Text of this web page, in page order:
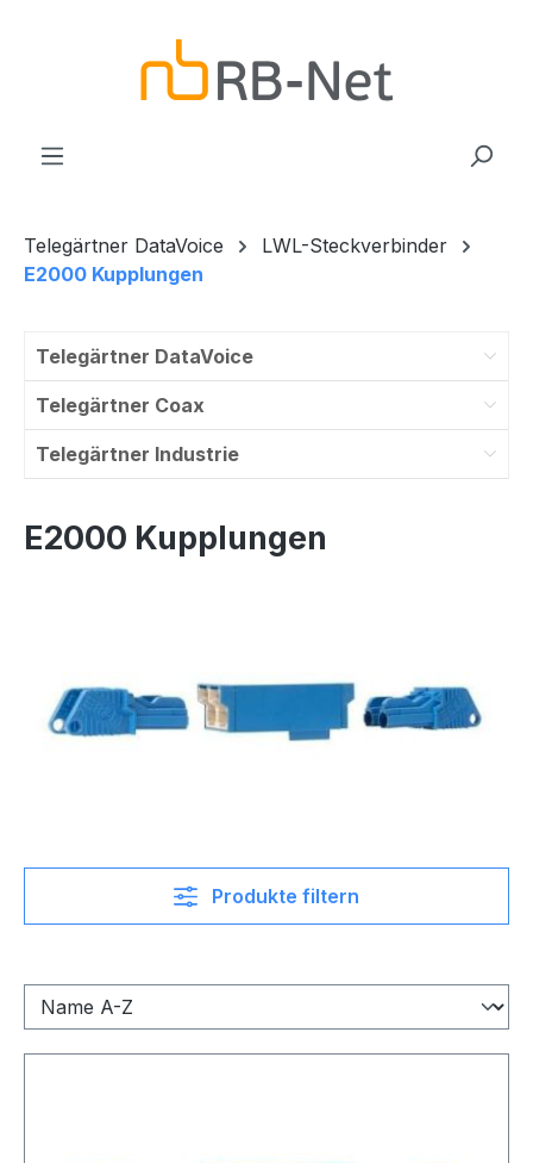
Telegärtner DataVoice
LWL-Steckverbinder
E2000 Kupplungen
Telegärtner DataVoice
Telegärtner Coax
Telegärtner Industrie
E2000 Kupplungen
Produkte filtern